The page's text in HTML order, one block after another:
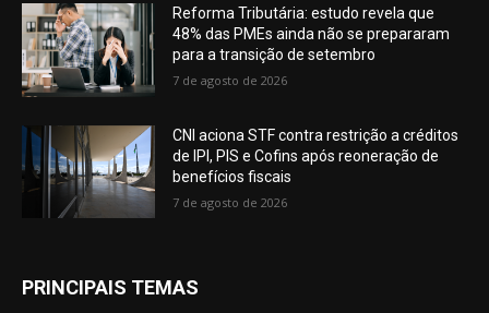
Reforma Tributária: estudo revela que
48% das PMEs ainda não se prepararam
para a transição de setembro
7 de agosto de 2026
CNI aciona STF contra restrição a créditos
de IPI, PIS e Cofins após reoneração de
benefícios fiscais
7 de agosto de 2026
PRINCIPAIS TEMAS